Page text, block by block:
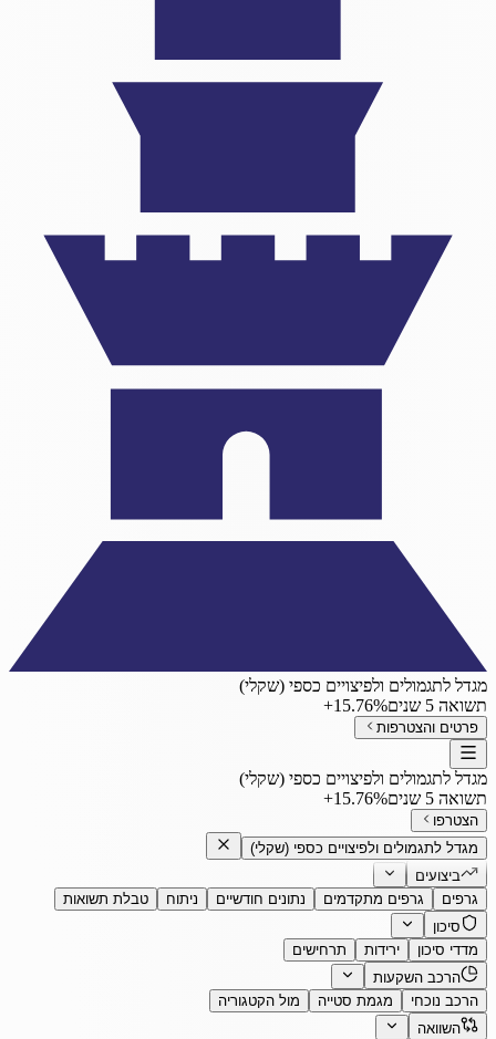
מגדל לתגמולים ולפיצויים כספי (שקלי)
תשואה 5 שנים
‎+15.76%
פרטים והצטרפות
מגדל לתגמולים ולפיצויים כספי (שקלי)
תשואה 5 שנים
‎+15.76%
הצטרפו
מגדל לתגמולים ולפיצויים כספי (שקלי)
ביצועים
גרפים
גרפים מתקדמים נתונים חודשיים ניתוח
טבלת תשואות
סיכון
מדדי סיכון
ירידות
תרחישים
הרכב השקעות
הרכב נוכחי
מגמת סטייה
מול הקטגוריה
השוואה